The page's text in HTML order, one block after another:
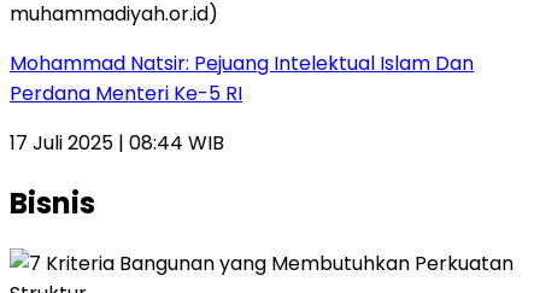
Mohammad Natsir: Pejuang Intelektual Islam Dan
Perdana Menteri Ke-5 RI
17 Juli 2025 | 08:44 WIB
Bisnis